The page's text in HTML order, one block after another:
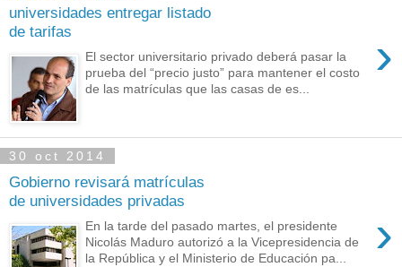
universidades entregar listado
de tarifas
›
El sector universitario privado deberá pasar la
prueba del “precio justo” para mantener el costo
de las matrículas que las casas de es...
30 oct 2014
Gobierno revisará matrículas
de universidades privadas
›
En la tarde del pasado martes, el presidente
Nicolás Maduro autorizó a la Vicepresidencia de
la República y el Ministerio de Educación pa...